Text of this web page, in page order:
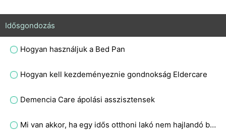
Idősgondozás
Hogyan használjuk a Bed Pan
Hogyan kell kezdeményeznie gondnokság Eldercare
Demencia Care ápolási asszisztensek
Mi van akkor, ha egy idős otthoni lakó nem hajlandó bezárni a tűzvédelmi ajtót?